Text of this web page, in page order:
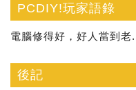
PCDIY!玩家語錄
電腦修得好，好人當到老
後記